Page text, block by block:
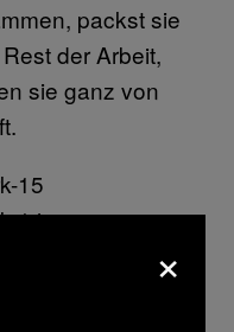
packst sie
der Arbeit,
sie ganz von
schwer, oder?
×